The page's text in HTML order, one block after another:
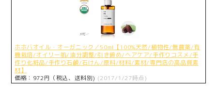
ホホバオイル・オーガニック／50ml【100%天然/植物性/無農薬/有
機栽培/オイリー肌/油分調整/引き締め/ヘアケア/手作りコスメ/手
作り化粧品/手作り石鹸/石けん/原料/材料/素材/専門店の高品質素
材】
価格：972円（税込、送料別) (2017/1/27時点)